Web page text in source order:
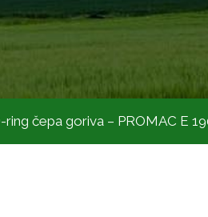
ring čepa goriva – PROMAC E